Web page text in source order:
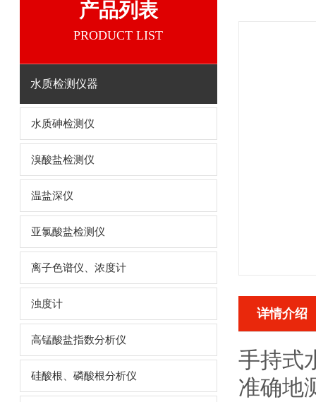
产品列表
PRODUCT LIST
水质检测仪器
水质砷检测仪
溴酸盐检测仪
温盐深仪
亚氯酸盐检测仪
离子色谱仪、浓度计
浊度计
高锰酸盐指数分析仪
硅酸根、磷酸根分析仪
详情介绍
手持式
准确地